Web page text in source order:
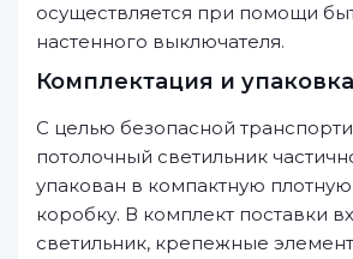
осуществляется при помощи
настенного выключателя.
Комплектация и
С целью безопасной
потолочный светильник
упакован в компактную
коробку. В комплект поставки
светильник, крепежные